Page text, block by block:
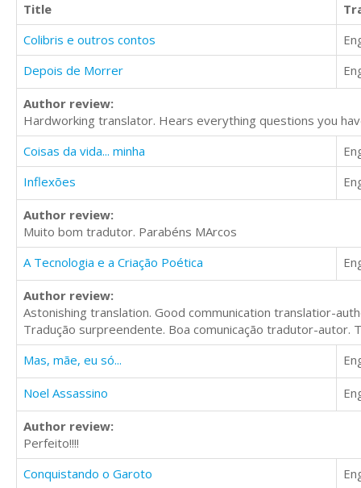
Title
Colibris e outros contos
Depois de Morrer
Author review:
Hardworking translator. Hears everything questions you
Coisas da vida... minha
Inflexões
Author review:
Muito bom tradutor. Parabéns MArcos
A Tecnologia e a Criação Poética
Author review:
Astonishing translation. Good communication translatior-
Tradução surpreendente. Boa comunicação tradutor-
Mas, mãe, eu só...
Noel Assassino
Author review:
Perfeito!!!!
Conquistando o Garoto